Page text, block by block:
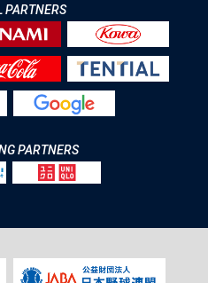
PARTNERS
PARTNERS